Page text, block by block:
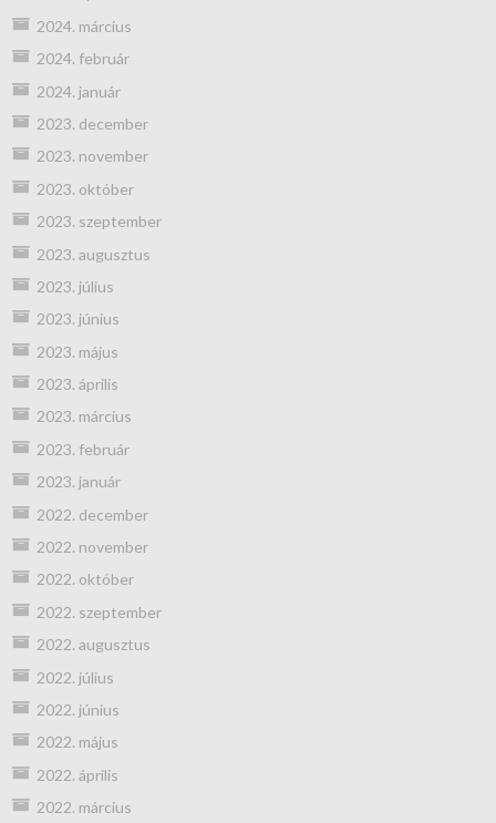
2024. március
2024. február
2024. január
2023. december
2023. november
2023. október
2023. szeptember
2023. augusztus
2023. július
2023. június
2023. május
2023. április
2023. március
2023. február
2023. január
2022. december
2022. november
2022. október
2022. szeptember
2022. augusztus
2022. július
2022. június
2022. május
2022. április
2022. március